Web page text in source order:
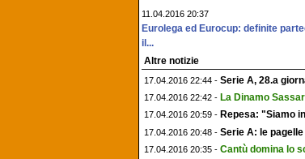
11.04.2016 20:37
Eurolega ed Eurocup: definite
il...
Altre notizie
17.04.2016 22:44 - Serie A, 28.a
17.04.2016 22:42 - La Dinamo
17.04.2016 20:59 - Repesa: "Siamo
17.04.2016 20:48 - Serie A: le
17.04.2016 20:35 - Cantù domina lo